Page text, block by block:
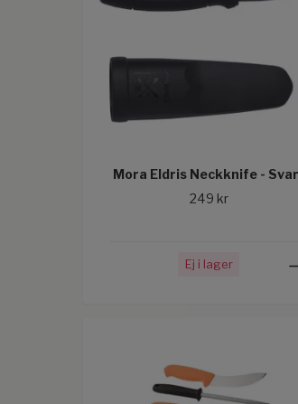
Mora Eldris Neckknife -
249 kr
Ej i lager